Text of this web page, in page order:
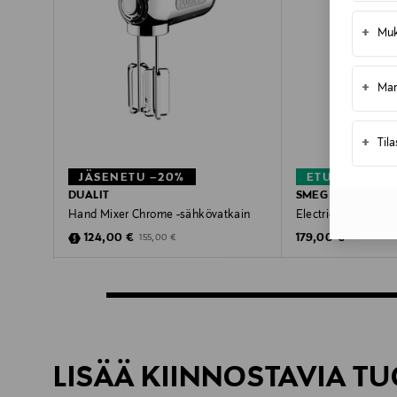
+
+
+
JÄSENETU –20%
DUALIT
Hand Mixer Chrome -sähkövatkain
Discounted Price
124,00 € Original Price
155,00 €
SMEG
Electrical Hand
Original Price
179,00 €
LISÄÄ KIINNOSTAVIA